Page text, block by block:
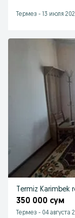
Термез - 13 июля
Termiz Karimbek
350 000 сум
Термез - 04 августа